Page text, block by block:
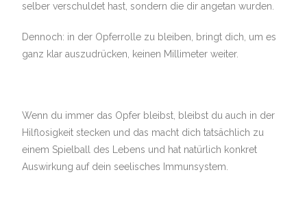
selber verschuldet hast, sondern die dir angetan wurden.
Dennoch: in der Opferrolle zu bleiben, bringt dich, um es
ganz klar auszudrücken, keinen Millimeter weiter.
Wenn du immer das Opfer bleibst, bleibst du auch in der
Hilflosigkeit stecken und das macht dich tatsächlich zu
einem Spielball des Lebens und hat natürlich konkret
Auswirkung auf dein seelisches Immunsystem.